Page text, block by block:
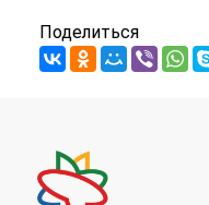
Поделиться